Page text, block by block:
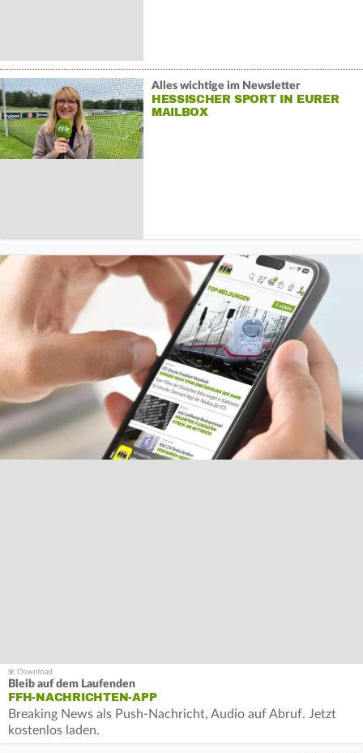
Alles wichtige im Newsletter
HESSISCHER SPORT IN EURER
MAILBOX
Bleib auf dem Laufenden
FFH-NACHRICHTEN-APP
Breaking News als Push-Nachricht, Audio auf Abruf. Jetzt
kostenlos laden.